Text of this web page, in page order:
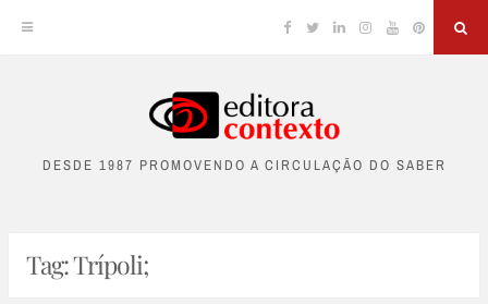
content
Facebook
TwitterLinkedinInstagram
YouTubePinterest
DESDE 1987 PROMOVENDO A CIRCULAÇÃO DO SABER
Tag:Trípoli;